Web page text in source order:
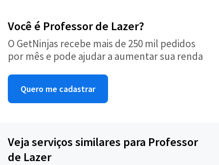
Você é Professor de Lazer?
O GetNinjas recebe mais de 250 mil pedidos
por mês e pode ajudar a aumentar sua renda
Quero me cadastrar
Veja serviços similares para Professor
de Lazer